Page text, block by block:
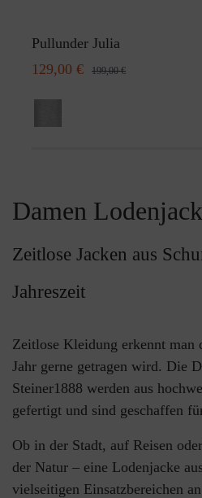
Pullunder Julia
129,00 €
199,00 €
Damen
Zeitlose Jacken aus
Jahreszeit
Zeitlose Kleidung erkennt man
Jahr gerne getragen wird. Die
Steiner1888 werden aus
gefertigt und sind geschaffen
Ob in der Stadt, auf Reisen
der Natur – eine Lodenjacke
vielseitigen Einsatzbereichen